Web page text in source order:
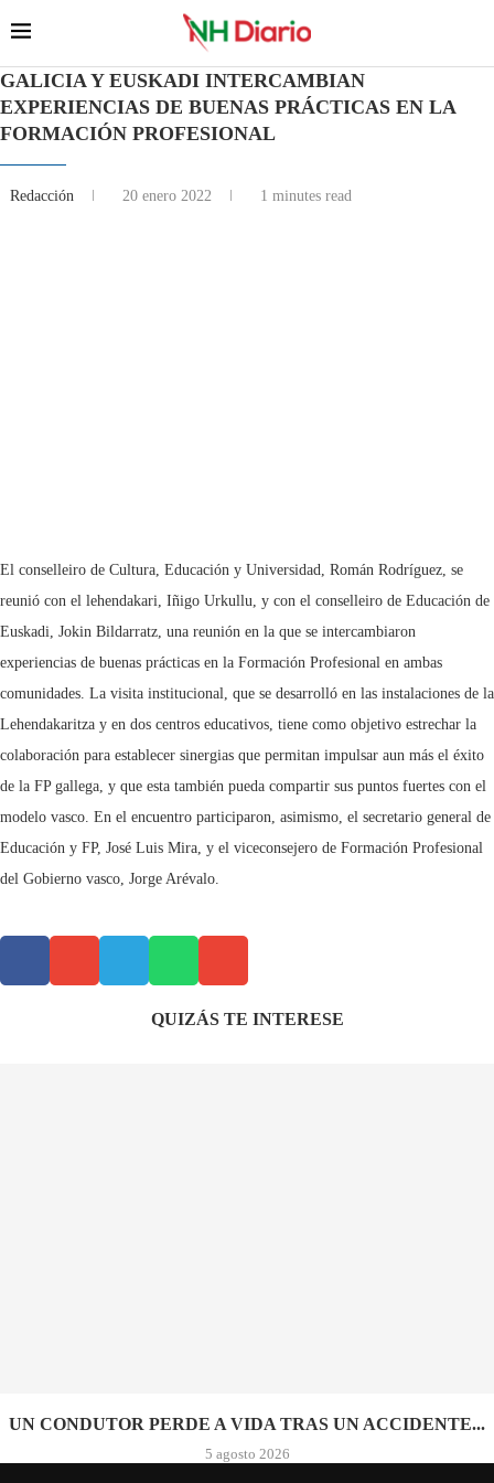
GALICIA Y EUSKADI INTERCAMBIAN
EXPERIENCIAS DE BUENAS PRÁCTICAS EN LA
FORMACIÓN PROFESIONAL
Redacción 20 enero 2022 1 minutes read
El conselleiro de Cultura, Educación y Universidad, Román Rodríguez, se
reunió con el lehendakari, Iñigo Urkullu, y con el conselleiro de Educación de
Euskadi, Jokin Bildarratz, una reunión en la que se intercambiaron
experiencias de buenas prácticas en la Formación Profesional en ambas
comunidades. La visita institucional, que se desarrolló en las instalaciones de la
Lehendakaritza y en dos centros educativos, tiene como objetivo estrechar la
colaboración para establecer sinergias que permitan impulsar aun más el éxito
de la FP gallega, y que esta también pueda compartir sus puntos fuertes con el
modelo vasco. En el encuentro participaron, asimismo, el secretario general de
Educación y FP, José Luis Mira, y el viceconsejero de Formación Profesional
del Gobierno vasco, Jorge Arévalo.
QUIZÁS TE INTERESE
UN CONDUTOR PERDE A VIDA TRAS UN ACCIDENTE...
5 agosto 2026